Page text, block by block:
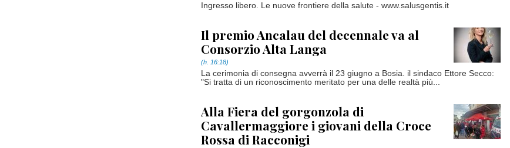
Ingresso libero. Le nuove frontiere della salute - www.salusgentis.it
Il premio Ancalau del decennale va al
Consorzio Alta Langa
(h. 16:18)
La cerimonia di consegna avverrà il 23 giugno a Bosia. il sindaco Ettore Secco:
"Si tratta di un riconoscimento meritato per una delle realtà più...
Alla Fiera del gorgonzola di
Cavallermaggiore i giovani della Croce
Rossa di Racconigi